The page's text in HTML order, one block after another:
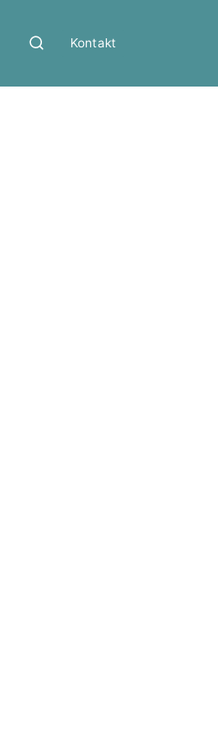
Kontakt